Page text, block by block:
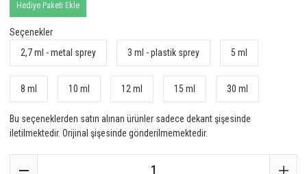
Hediye Paketi Ekle
Seçenekler
2,7 ml - metal sprey
3 ml - plastik sprey 5 ml
8 ml 10 ml 12 ml 15 ml 30 ml
Bu seçeneklerden satın alınan ürünler sadece dekant şişesinde
iletilmektedir. Orijinal şişesinde gönderilmemektedir.